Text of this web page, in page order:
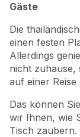
Gäste
Die
einen festen
Allerdings
nicht zuhause,
auf einer
Das können
wir Ihnen, wie
Tisch